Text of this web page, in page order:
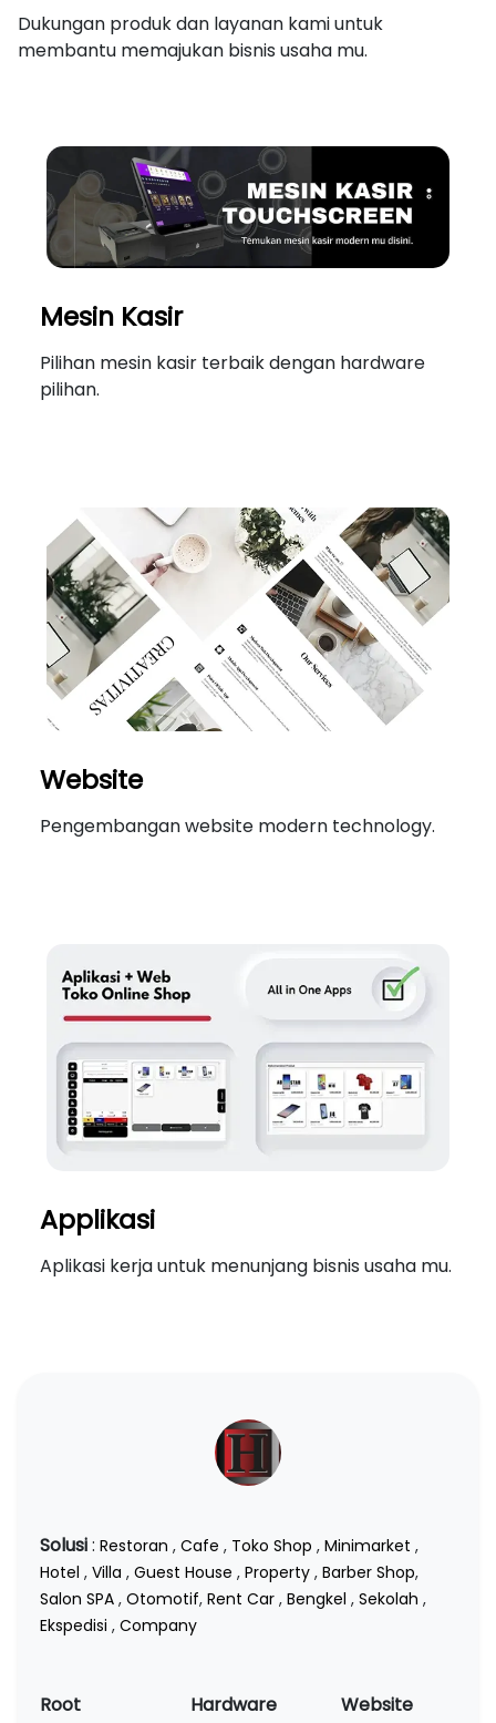
Dukungan produk dan layanan kami untuk
membantu memajukan bisnis usaha mu.
Mesin Kasir
Pilihan mesin kasir terbaik dengan hardware
pilihan.
Website
Pengembangan website modern technology.
Applikasi
Aplikasi kerja untuk menunjang bisnis usaha mu.
Solusi: Restoran , Cafe , Toko Shop , Minimarket ,
Hotel , Villa , Guest House , Property , Barber Shop,
Salon SPA , Otomotif, Rent Car , Bengkel , Sekolah ,
Ekspedisi , Company
Root Hardware Website